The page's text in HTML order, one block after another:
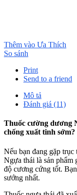
Thêm vào Ưa Thích
So sánh
Print
Send to a friend
Mô tả
Đánh giá (11)
Thuốc cường dương
chống xuất tinh sớm?
Nếu bạn đang gặp
Ngựa thái là sản phẩm
độ cương cứng tốt.
sướng nhất.